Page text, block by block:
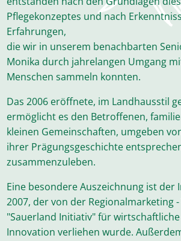
Pflegekonzeptes und nach
Erfahrungen,
die wir in unserem benachbarten
Monika durch jahrelangen Umgang
Menschen sammeln konnten.
Das 2006 eröffnete, im Landhausstil
ermöglicht es den Betroffenen,
kleinen Gemeinschaften, umgeben
ihrer Prägungsgeschichte
zusammenzuleben.
Eine besondere Auszeichnung ist der
2007, der von der Regionalmarketing
"Sauerland Initiativ" für
Innovation verliehen wurde.